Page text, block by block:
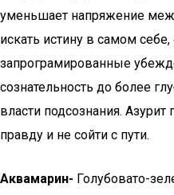
уменьшает напряжение
искать истину в самом себе,
запрограмированные
сознательность до более
власти подсознания. Азурит
правду и не сойти с пути.
Аквамарин- Голубовато-